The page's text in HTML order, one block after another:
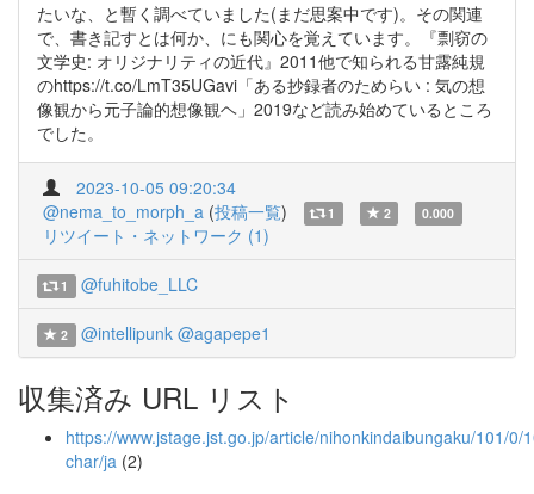
たいな、と暫く調べていました(まだ思案中です)。その関連
で、書き記すとは何か、にも関心を覚えています。『剽窃の
文学史: オリジナリティの近代』2011他で知られる甘露純規
のhttps://t.co/LmT35UGavi「ある抄録者のためらい : 気の想
像観から元子論的想像観ヘ」2019など読み始めているところ
でした。
2023-10-05 09:20:34
@nema_to_morph_a (投稿一覧) 1 2 0.000
リツイート・ネットワーク (1)
1 @fuhitobe_LLC
2 @intellipunk @agapepe1
収集済み URL リスト
https://www.jstage.jst.go.jp/article/nihonkindaibungaku/101/0/
char/ja (2)